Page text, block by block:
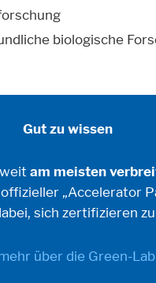
biologische
Gut zu wissen
am meisten
offizieller „Accelerator
sich zertifizieren zu
über die Green-